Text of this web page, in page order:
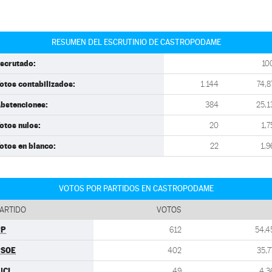
RESUMEN DEL ESCRUTINIO DE CASTROPODAME
contabilizados: 1.144
384
nulos: 20
en blanco: 22
VOTOS POR PARTIDOS EN CASTROPODAME
VOTOS
612
402